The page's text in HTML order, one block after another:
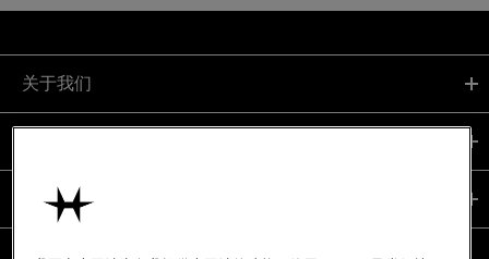
关于我们
使用条款